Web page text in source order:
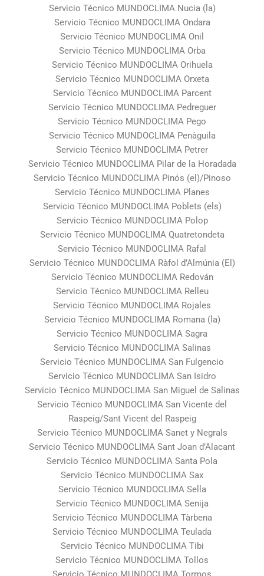
Servicio Técnico MUNDOCLIMA Nucia (la)
Servicio Técnico MUNDOCLIMA Ondara
Servicio Técnico MUNDOCLIMA Onil
Servicio Técnico MUNDOCLIMA Orba
Servicio Técnico MUNDOCLIMA Orihuela
Servicio Técnico MUNDOCLIMA Orxeta
Servicio Técnico MUNDOCLIMA Parcent
Servicio Técnico MUNDOCLIMA Pedreguer
Servicio Técnico MUNDOCLIMA Pego
Servicio Técnico MUNDOCLIMA Penàguila
Servicio Técnico MUNDOCLIMA Petrer
Servicio Técnico MUNDOCLIMA Pilar de la Horadada
Servicio Técnico MUNDOCLIMA Pinós (el)/Pinoso
Servicio Técnico MUNDOCLIMA Planes
Servicio Técnico MUNDOCLIMA Poblets (els)
Servicio Técnico MUNDOCLIMA Polop
Servicio Técnico MUNDOCLIMA Quatretondeta
Servicio Técnico MUNDOCLIMA Rafal
Servicio Técnico MUNDOCLIMA Ràfol d’Almúnia (El)
Servicio Técnico MUNDOCLIMA Redován
Servicio Técnico MUNDOCLIMA Relleu
Servicio Técnico MUNDOCLIMA Rojales
Servicio Técnico MUNDOCLIMA Romana (la)
Servicio Técnico MUNDOCLIMA Sagra
Servicio Técnico MUNDOCLIMA Salinas
Servicio Técnico MUNDOCLIMA San Fulgencio
Servicio Técnico MUNDOCLIMA San Isidro
Servicio Técnico MUNDOCLIMA San Miguel de Salinas
Servicio Técnico MUNDOCLIMA San Vicente del
Raspeig/Sant Vicent del Raspeig
Servicio Técnico MUNDOCLIMA Sanet y Negrals
Servicio Técnico MUNDOCLIMA Sant Joan d’Alacant
Servicio Técnico MUNDOCLIMA Santa Pola
Servicio Técnico MUNDOCLIMA Sax
Servicio Técnico MUNDOCLIMA Sella
Servicio Técnico MUNDOCLIMA Senija
Servicio Técnico MUNDOCLIMA Tàrbena
Servicio Técnico MUNDOCLIMA Teulada
Servicio Técnico MUNDOCLIMA Tibi
Servicio Técnico MUNDOCLIMA Tollos